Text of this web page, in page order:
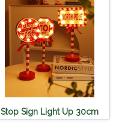
Stop Sign Light Up 30cm